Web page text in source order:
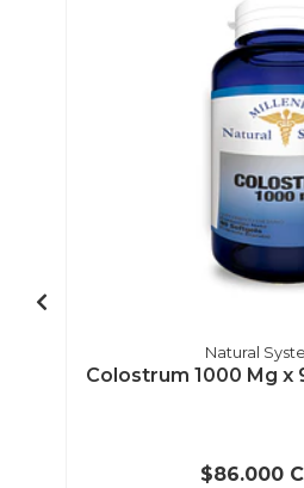
Natural
Colostrum 1000 Mg x
$86.000